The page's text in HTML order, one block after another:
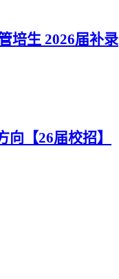
培生 2026届补录
【26届校招】